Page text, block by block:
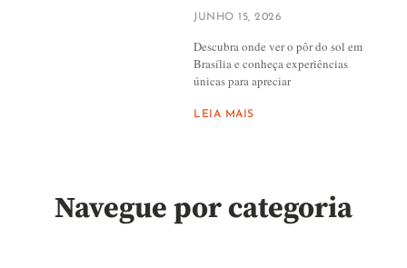
JUNHO 15, 2026
Descubra onde ver o pôr do sol em
Brasília e conheça experiências
únicas para apreciar
LEIA MAIS
Navegue por categoria